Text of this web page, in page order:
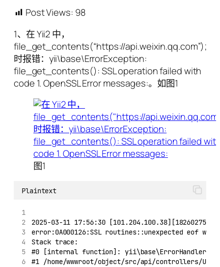
Post Views: 98
1、在 Yii2 中，
file_get_contents(“https://api.weixin.qq.com”);
时报错：yii\base\ErrorException:
file_get_contents(): SSL operation failed with
code 1. OpenSSL Error messages:。如图1
图1
Plaintext
2025-03-11 17:56:30
error:0A000126:SSL routines::unexpected eof
Stack trace:
#0 [internal function]: yii\base\ErrorHandler-
#1 /home/wwwroot/object/src/api/controllers/